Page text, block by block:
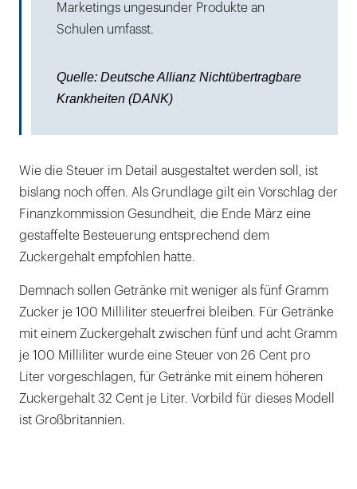
Marketings ungesunder Produkte an
Schulen umfasst.
Quelle: Deutsche Allianz Nichtübertragbare
Krankheiten (DANK)
Wie die Steuer im Detail ausgestaltet werden soll, ist
bislang noch offen. Als Grundlage gilt ein Vorschlag der
Finanzkommission Gesundheit, die Ende März eine
gestaffelte Besteuerung entsprechend dem
Zuckergehalt empfohlen hatte.
Demnach sollen Getränke mit weniger als fünf Gramm
Zucker je 100 Milliliter steuerfrei bleiben. Für Getränke
mit einem Zuckergehalt zwischen fünf und acht Gramm
je 100 Milliliter wurde eine Steuer von 26 Cent pro
Liter vorgeschlagen, für Getränke mit einem höheren
Zuckergehalt 32 Cent je Liter. Vorbild für dieses Modell
ist Großbritannien.